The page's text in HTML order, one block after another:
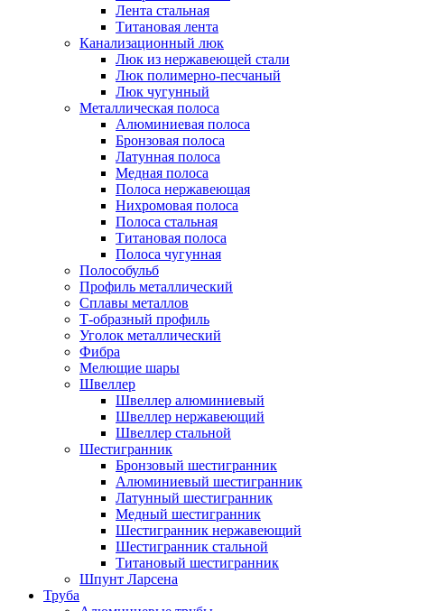
Лента стальная
Титановая лента
Канализационный люк
Люк из нержавеющей стали
Люк полимерно-песчаный
Люк чугунный
Металлическая полоса
Алюминиевая полоса
Бронзовая полоса
Латунная полоса
Медная полоса
Полоса нержавеющая
Нихромовая полоса
Полоса стальная
Титановая полоса
Полоса чугунная
Полособульб
Профиль металлический
Сплавы металлов
Т-образный профиль
Уголок металлический
Фибра
Мелющие шары
Швеллер
Швеллер алюминиевый
Швеллер нержавеющий
Швеллер стальной
Шестигранник
Бронзовый шестигранник
Алюминиевый шестигранник
Латунный шестигранник
Медный шестигранник
Шестигранник нержавеющий
Шестигранник стальной
Титановый шестигранник
Шпунт Ларсена
Труба